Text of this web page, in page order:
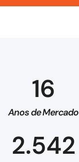
Anos de Mercado
16
2.542